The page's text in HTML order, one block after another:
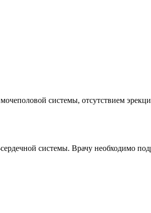
системы, отсутствием
системы. Врачу необходимо